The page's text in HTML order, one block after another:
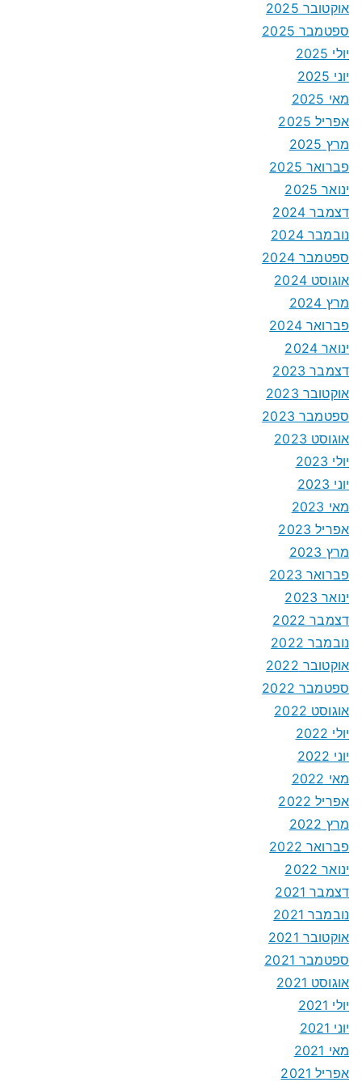
אוקטובר 2025
ספטמבר 2025
יולי 2025
יוני 2025
מאי 2025
אפריל 2025
מרץ 2025
פברואר 2025
ינואר 2025
דצמבר 2024
נובמבר 2024
ספטמבר 2024
אוגוסט 2024
מרץ 2024
פברואר 2024
ינואר 2024
דצמבר 2023
אוקטובר 2023
ספטמבר 2023
אוגוסט 2023
יולי 2023
יוני 2023
מאי 2023
אפריל 2023
מרץ 2023
פברואר 2023
ינואר 2023
דצמבר 2022
נובמבר 2022
אוקטובר 2022
ספטמבר 2022
אוגוסט 2022
יולי 2022
יוני 2022
מאי 2022
אפריל 2022
מרץ 2022
פברואר 2022
ינואר 2022
דצמבר 2021
נובמבר 2021
אוקטובר 2021
ספטמבר 2021
אוגוסט 2021
יולי 2021
יוני 2021
מאי 2021
אפריל 2021